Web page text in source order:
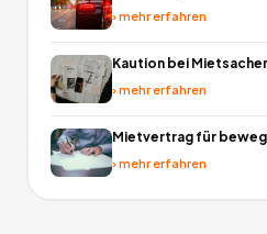
›mehr erfahren
Kaution bei
›mehr erfahren
Mietvertrag für
›mehr erfahren